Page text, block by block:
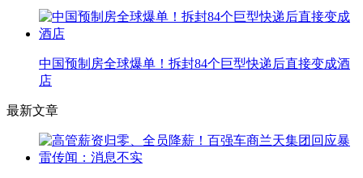
中国预制房全球爆单！拆封84个巨型快递后直接变成酒
店
最新文章